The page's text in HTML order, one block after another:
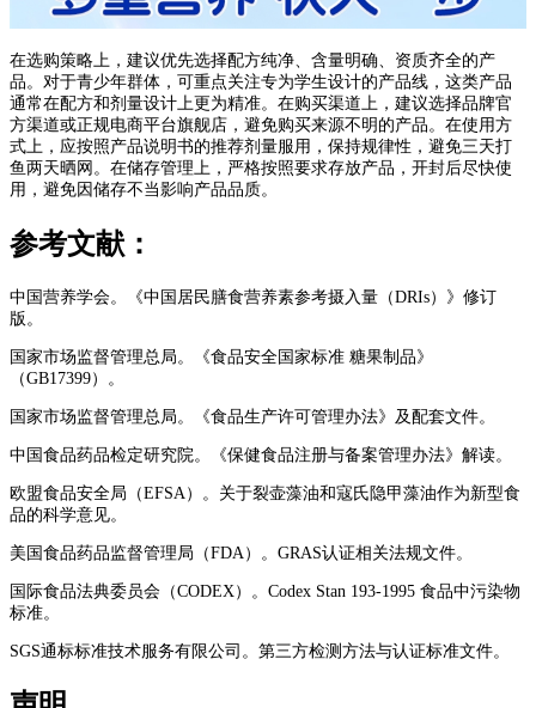
在选购策略上，建议优先选择配方纯净、含量明确、资质齐全的产
品。对于青少年群体，可重点关注专为学生设计的产品线，这类产品
通常在配方和剂量设计上更为精准。在购买渠道上，建议选择品牌官
方渠道或正规电商平台旗舰店，避免购买来源不明的产品。在使用方
式上，应按照产品说明书的推荐剂量服用，保持规律性，避免三天打
鱼两天晒网。在储存管理上，严格按照要求存放产品，开封后尽快使
用，避免因储存不当影响产品品质。
参考文献：
中国营养学会。《中国居民膳食营养素参考摄入量（DRIs）》修订
版。
国家市场监督管理总局。《食品安全国家标准 糖果制品》
（GB17399）。
国家市场监督管理总局。《食品生产许可管理办法》及配套文件。
中国食品药品检定研究院。《保健食品注册与备案管理办法》解读。
欧盟食品安全局（EFSA）。关于裂壶藻油和寇氏隐甲藻油作为新型食
品的科学意见。
美国食品药品监督管理局（FDA）。GRAS认证相关法规文件。
国际食品法典委员会（CODEX）。Codex Stan 193-1995 食品中污染物
标准。
SGS通标标准技术服务有限公司。第三方检测方法与认证标准文件。